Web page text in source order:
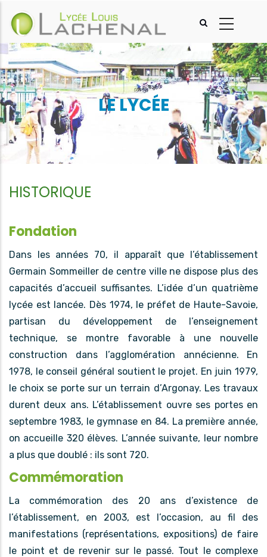
contenu
principal
LE LYCÉE
HISTORIQUE
Fondation
Dans les années 70, il apparaît que l’établissement
Germain Sommeiller de centre ville ne dispose plus des
capacités d’accueil suffisantes. L’idée d’un quatrième
lycée est lancée. Dès 1974, le préfet de Haute-Savoie,
partisan du développement de l’enseignement
technique, se montre favorable à une nouvelle
construction dans l’agglomération annécienne. En
1978, le conseil général soutient le projet. En juin 1979,
le choix se porte sur un terrain d’Argonay. Les travaux
durent deux ans. L’établissement ouvre ses portes en
septembre 1983, le gymnase en 84. La première année,
on accueille 320 élèves. L’année suivante, leur nombre
a plus que doublé : ils sont 720.
Commémoration
La commémoration des 20 ans d’existence de
l’établissement, en 2003, est l’occasion, au fil des
manifestations (représentations, expositions) de faire
le point et de revenir sur le passé. Tout le complexe